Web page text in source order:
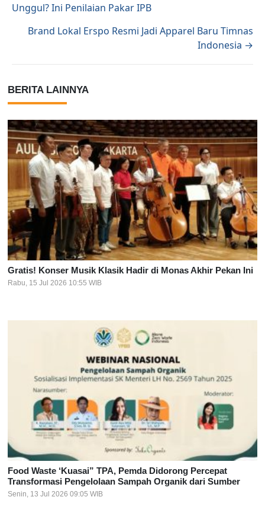
Unggul? Ini Penilaian Pakar IPB
Brand Lokal Erspo Resmi Jadi Apparel Baru Timnas
Indonesia →
BERITA LAINNYA
Gratis! Konser Musik Klasik Hadir di Monas Akhir Pekan Ini
Rabu, 15 Jul 2026 10:55 WIB
Food Waste ‘Kuasai” TPA, Pemda Didorong Percepat
Transformasi Pengelolaan Sampah Organik dari Sumber
Senin, 13 Jul 2026 09:05 WIB